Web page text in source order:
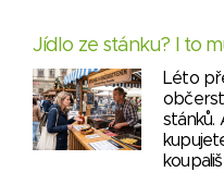
Jídlo ze stánku? I to
Léto
stánků.